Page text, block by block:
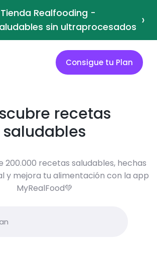
Realfooding -
sin ultraprocesados ›
Consigue tu Plan
recetas
saludables
200.000 recetas saludables, hechas
y mejora tu alimentación con la app
MyRealFood💚